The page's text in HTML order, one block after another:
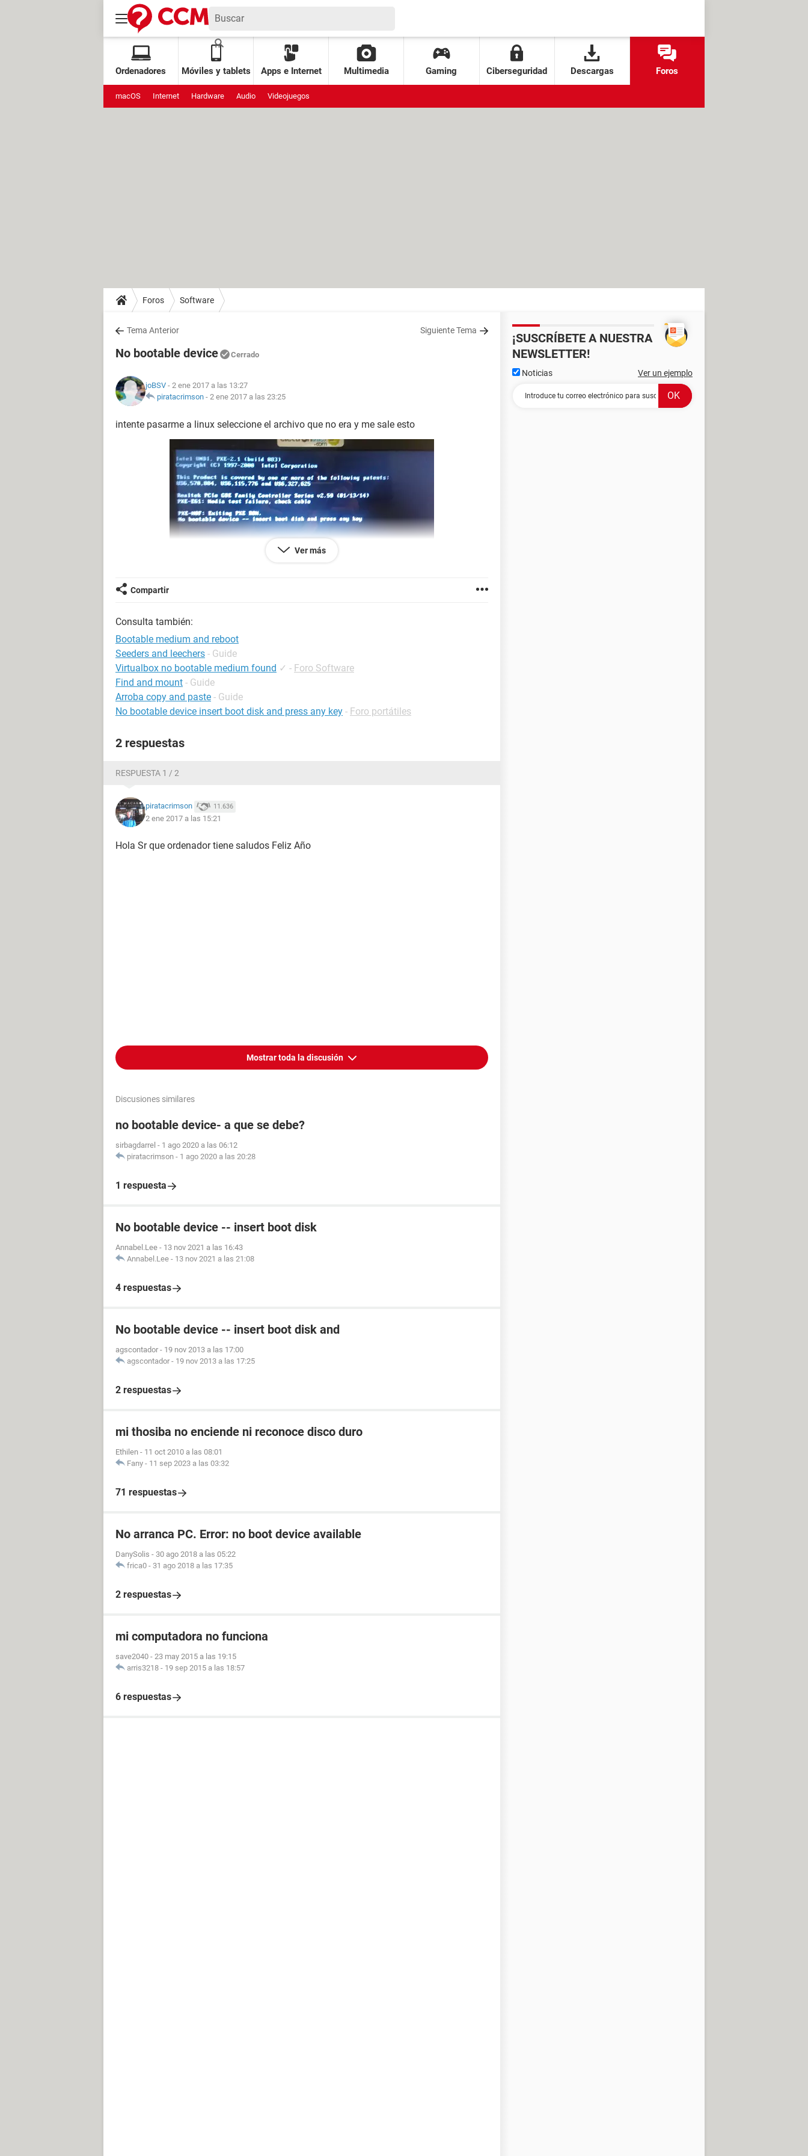
Ordenadores Móviles y tablets Apps e Internet Multimedia Gaming Ciberseguridad Descargas Foros
macOS Internet Hardware Audio Videojuegos
Foros Software
Tema Anterior Siguiente Tema
No bootable device Cerrado
joBSV - 2 ene 2017 a las 13:27
piratacrimson - 2 ene 2017 a las 23:25
intente pasarme a linux seleccione el archivo que no era y me sale esto
Ver más
Compartir
Consulta también:
Bootable medium and reboot
Seeders and leechers - Guide
Virtualbox no bootable medium found ✓ - Foro Software
Find and mount - Guide
Arroba copy and paste - Guide
No bootable device insert boot disk and press any key - Foro portátiles
2 respuestas
RESPUESTA 1 / 2
piratacrimson 11.636
2 ene 2017 a las 15:21
Hola Sr que ordenador tiene saludos Feliz Año
Mostrar toda la discusión
Discusiones similares
no bootable device- a que se debe?
sirbagdarrel - 1 ago 2020 a las 06:12
piratacrimson - 1 ago 2020 a las 20:28
1 respuesta
No bootable device -- insert boot disk
Annabel.Lee - 13 nov 2021 a las 16:43
Annabel.Lee - 13 nov 2021 a las 21:08
4 respuestas
No bootable device -- insert boot disk and
agscontador - 19 nov 2013 a las 17:00
agscontador - 19 nov 2013 a las 17:25
2 respuestas
mi thosiba no enciende ni reconoce disco duro
Ethilen - 11 oct 2010 a las 08:01
Fany - 11 sep 2023 a las 03:32
71 respuestas
No arranca PC. Error: no boot device available
DanySolis - 30 ago 2018 a las 05:22
frica0 - 31 ago 2018 a las 17:35
2 respuestas
mi computadora no funciona
save2040 - 23 may 2015 a las 19:15
arris3218 - 19 sep 2015 a las 18:57
6 respuestas
¡SUSCRÍBETE A NUESTRA
NEWSLETTER!
Noticias Ver un ejemplo